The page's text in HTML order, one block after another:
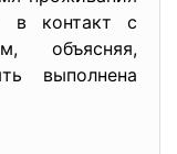
в контакт с
объясняя,
выполнена